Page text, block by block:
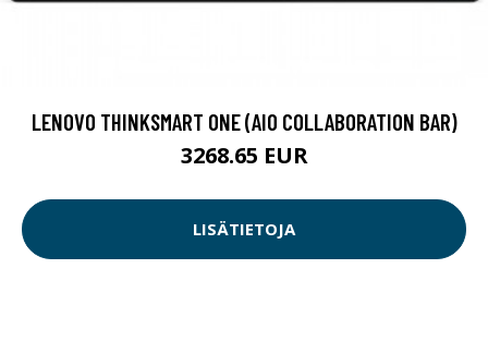
LENOVO THINKSMART ONE (AIO COLLABORATION BAR)
3268.65 EUR
LISÄTIETOJA